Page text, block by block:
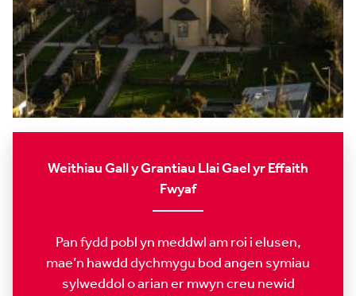
Weithiau Gall y Grantiau Llai Gael yr Effaith
Fwyaf
Pan fydd pobl yn meddwl am roi i elusen,
mae’n hawdd dychmygu bod angen symiau
sylweddol o arian er mwyn creu newid